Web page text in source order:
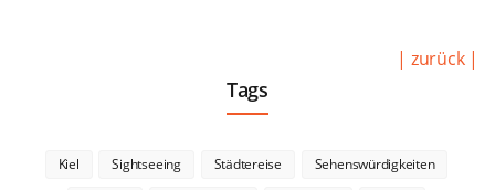
| zurück |
Tags
Kiel Sightseeing Städtereise
Sehenswürdigkeiten